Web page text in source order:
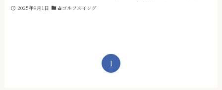
2025年9月1日 ⛳ゴルフスイング
1